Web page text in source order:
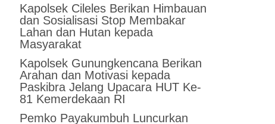
Kapolsek Cileles Berikan Himbauan
dan Sosialisasi Stop Membakar
Lahan dan Hutan kepada
Masyarakat
‎Kapolsek Gunungkencana Berikan
Arahan dan Motivasi kepada
Paskibra Jelang Upacara HUT Ke-
81 Kemerdekaan RI
Pemko Payakumbuh Luncurkan